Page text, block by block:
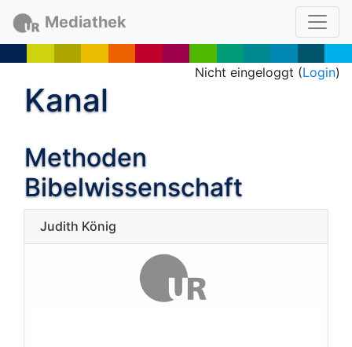
Mediathek
Nicht eingeloggt (Login)
Kanal
Methoden
Bibelwissenschaft
Judith König